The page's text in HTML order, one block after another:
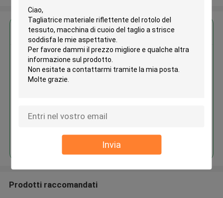
Invia
Ottieni il miglior prezzo per
Tagliatrice materiale riflettente
del rotolo del tessuto, macchina
Continua
Prodotti raccomandati